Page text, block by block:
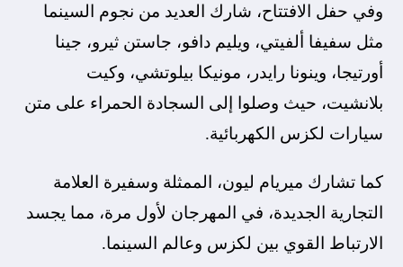
وفي حفل الافتتاح، شارك العديد من نجوم السينما
مثل سفيفا ألفيتي، ويليم دافو، جاستن ثيرو، جينا
أورتيجا، وينونا رايدر، مونيكا بيلوتشي، وكيت
بلانشيت، حيث وصلوا إلى السجادة الحمراء على متن
سيارات لكزس الكهربائية.
كما تشارك ميريام ليون، الممثلة وسفيرة العلامة
التجارية الجديدة، في المهرجان لأول مرة، مما يجسد
الارتباط القوي بين لكزس وعالم السينما.